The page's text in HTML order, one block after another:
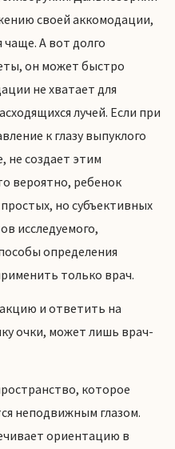
своей аккомодации,
чаще. А вот долго
он может быстро
не хватает для
лучей. Если при
к глазу выпуклого
не создает этим
вероятно, ребенок
но субъективных
исследуемого,
определения
только врач.
и ответить на
очки, может лишь врач-
которое
неподвижным глазом.
ориентацию в